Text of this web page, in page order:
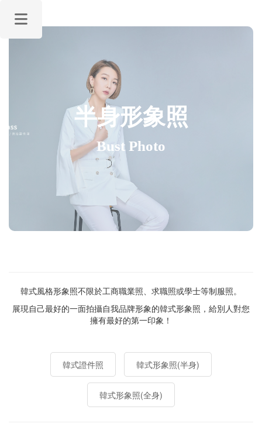
ALL PASS 首頁
攝影服務
攝影作品
關於我們
名人推薦
精選文章
立即預約 ➔
0983-279-907
allpass.photo@gmail.com
[台北西門店]台北市中華路1段59
半身形象照
Bust Photo
韓式風格形象照不限於工商職業照、求職照或學士等制服照。
展現自己最好的一面拍攝自我品牌形象的韓式形象照，給別人對您
擁有最好的第一印象！
韓式證件照 韓式形象照(半身)
韓式形象照(全身)